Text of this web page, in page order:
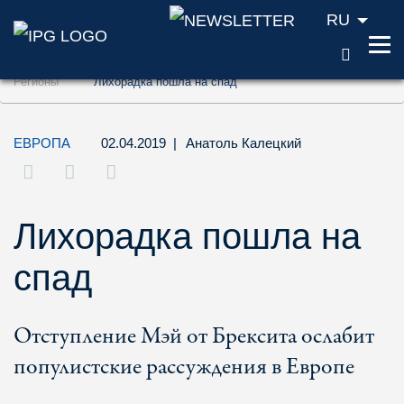
Перейти к содержанию (ключ доступа
Перейти к поиску (ключ доступа '2')
Перейти к навигации (ключ доступа '3')
RU
Регионы Лихорадка пошла на спад
ЕВРОПА 02.04.2019 | Анатоль Калецкий
Лихорадка пошла на
спад
Отступление Мэй от Брексита ослабит
популистские рассуждения в Европе